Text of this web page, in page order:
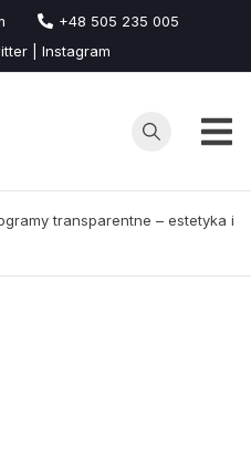
+48 505 235 005
| Instagram
transparentne – estetyka i